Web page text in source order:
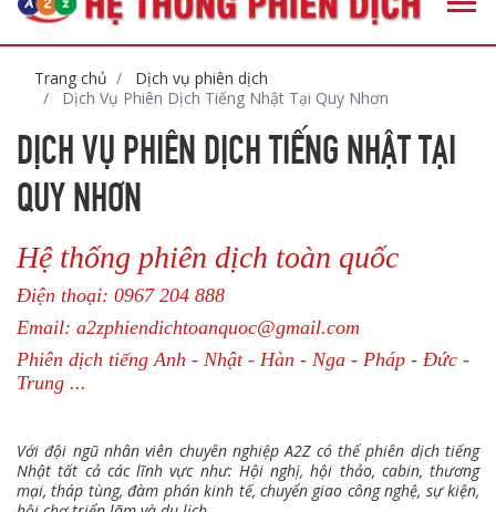
Trang chủ
Dịch vụ phiên dịch
Dịch Vụ Phiên Dịch Tiếng Nhật Tại Quy Nhơn
DỊCH VỤ PHIÊN DỊCH TIẾNG NHẬT TẠI
QUY NHƠN
Hệ thống phiên dịch toàn quốc
Điện thoại: 0967 204 888
Email: a2zphiendichtoanquoc@gmail.com
Phiên dịch tiếng Anh - Nhật - Hàn - Nga - Pháp - Đức -
Trung ...
Với đội ngũ nhân viên chuyên nghiệp A2Z có thể phiên dịch tiếng
Nhật tất cả các lĩnh vực như: Hội nghị, hội thảo, cabin, thương
mại, tháp tùng, đàm phán kinh tế, chuyển giao công nghệ, sự kiện,